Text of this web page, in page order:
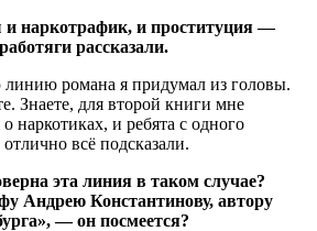
наркотрафик, и проституция —
рассказали.
романа я придумал из головы.
Знаете, для второй книги мне
наркотиках, и ребята с одного
всё подсказали.
эта линия в таком случае?
Андрею Константинову, автору
— он посмеется?